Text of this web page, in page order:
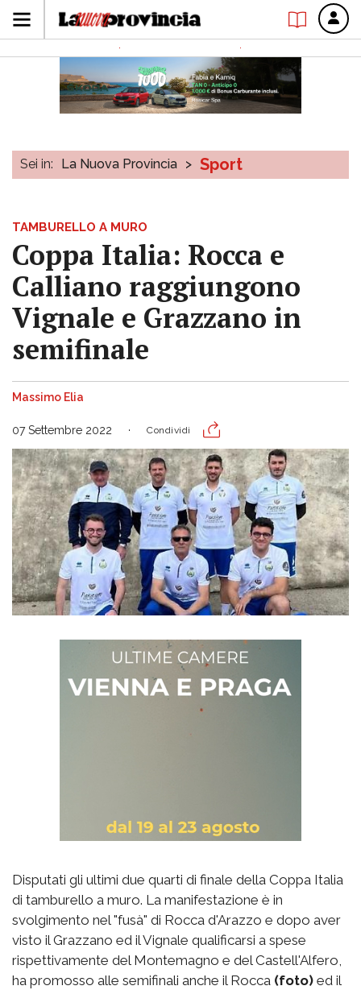
Sei in: La Nuova Provincia > Sport
TAMBURELLO A MURO
Coppa Italia: Rocca e
Calliano raggiungono
Vignale e Grazzano in
semifinale
Massimo Elia
07 Settembre 2022 Condividi
Disputati gli ultimi due quarti di finale della Coppa Italia
di tamburello a muro. La manifestazione è in
svolgimento nel "fusà" di Rocca d'Arazzo e dopo aver
visto il Grazzano ed il Vignale qualificarsi a spese
rispettivamente del Montemagno e del Castell'Alfero,
ha promosso alle semifinali anche il Rocca (foto) ed il